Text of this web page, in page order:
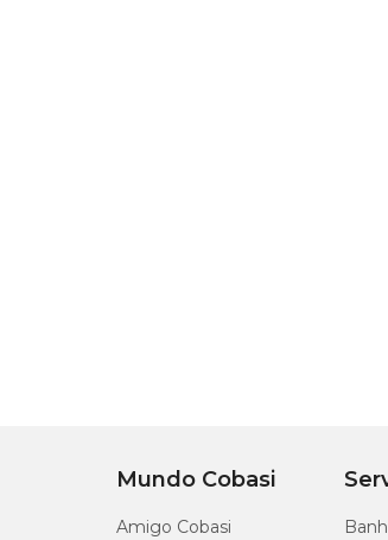
Mundo Cobasi
Amigo Cobasi